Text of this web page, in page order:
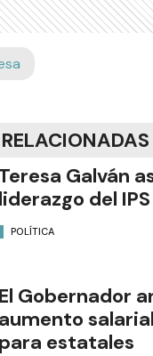
Teresa Galván
liderazgo del
POLÍTICA
El Gobernador
aumento
para estatales